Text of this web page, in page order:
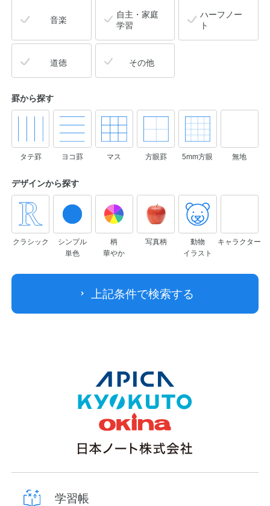
音楽
自主・家庭
学習
ハーフノー
ト
道徳 その他
罫から探す
タテ罫 ヨコ罫 マス 方眼罫 5mm方眼 無地
デザインから探す
クラシック
シンプル
単色
柄
華やか
写真柄
動物
イラスト
キャラクター
上記条件で検索する
学習帳